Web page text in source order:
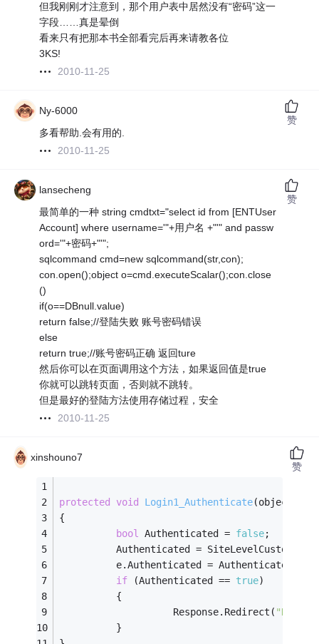
但我刚刚才注意到，那个用户表中居然没有“密码”这一
字段……真是晕倒
看来只有把那本书全部看完后再来请教各位
3KS!
2010-11-25
Ny-6000
多看帮助.会有用的.
2010-11-25
赞
lansecheng
最简单的一种 string cmdtxt="select id from [ENTUser
Account] where username='"+用户名 +"'" and passw
ord='"+密码+"'";
sqlcommand cmd=new sqlcommand(str,con);
con.open();object o=cmd.executeScalar();con.close
()
if(o==DBnull.value)
return false;//登陆失败 账号密码错误
else
return true;//账号密码正确 返回ture
然后你可以在页面调用这个方法，如果返回值是true
你就可以跳转页面，否则就不跳转。
但是最好的登陆方法使用存储过程，安全
2010-11-25
赞
xinshouno7
protected void Login1_Authenticate(object
{
bool Authenticated = false;
Authenticated =
          e.Authenticated = Authenticated;
if (Authenticated == true)
          {
                    Response.Redirect(
          }
赞